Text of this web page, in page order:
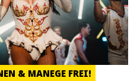
& MANEGE FREI!